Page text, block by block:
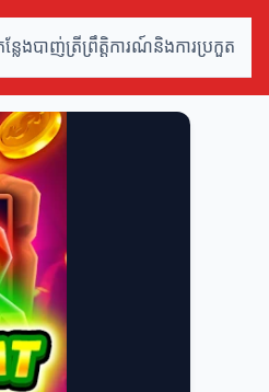
លែងបាញ់ត្រីព្រឹត្តិការណ៍និងការប្រកួត